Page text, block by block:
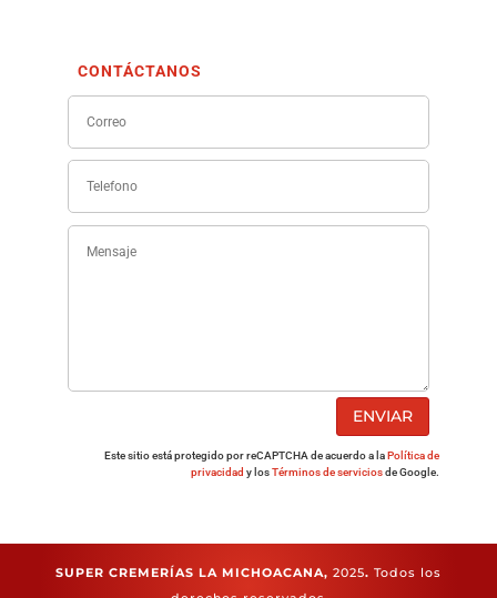
CONTÁCTANOS
ENVIAR
Este sitio está protegido por reCAPTCHA de acuerdo a laPolítica de
privacidad y losTérminos de serviciosde Google.
SUPER CREMERÍAS LA MICHOACANA, 2025. Todos los